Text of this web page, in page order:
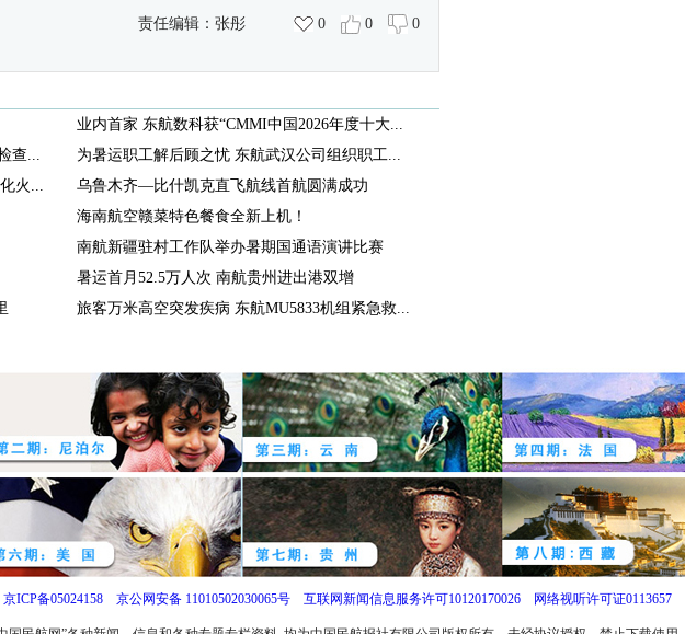
责任编辑： 张彤 0 0 0
查...
火...
业内首家 东航数科获“CMMI中国2026年度十大...
为暑运职工解后顾之忧 东航武汉公司组织职工...
乌鲁木齐—比什凯克直飞航线首航圆满成功
海南航空赣菜特色餐食全新上机！
南航新疆驻村工作队举办暑期国通语演讲比赛
暑运首月52.5万人次 南航贵州进出港双增
旅客万米高空突发疾病 东航MU5833机组紧急救...
京ICP备05024158 京公网安备 11010502030065号 互联网新闻信息服务许可10120170026 网络视听许可证0113657